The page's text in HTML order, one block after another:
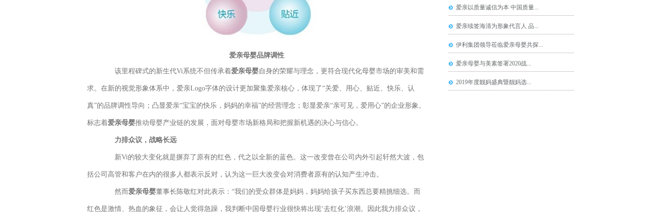
爱亲母婴品牌调性
该里程碑式的新生代Vi系统不但传承着爱亲母婴自身的荣耀与理念，更符合现代化母婴市场的审美和需
求。在新的视觉形象体系中，爱亲Logo字体的设计更加聚集爱亲核心，体现了“关爱、用心、贴近、快乐、认
真”的品牌调性导向；凸显爱亲“宝宝的快乐，妈妈的幸福”的经营理念；彰显爱亲“亲可见，爱用心”的企业形象。
标志着爱亲母婴推动母婴产业链的发展，面对母婴市场新格局和把握新机遇的决心与信心。
力排众议，战略长远
新Vi的较大变化就是摒弃了原有的红色，代之以全新的蓝色。这一改变曾在公司内外引起轩然大波，包
括公司高管和客户在内的很多人都表示反对，认为这一巨大改变会对消费者原有的认知产生冲击。
然而爱亲母婴董事长陈敬红对此表示：“我们的受众群体是妈妈，妈妈给孩子买东西总要精挑细选。而
红色是激情、热血的象征，会让人觉得急躁，我判断中国母婴行业很快将出现‘去红化’浪潮。因此我力排众议，
爱亲以质量诚信为本 中国质量...
爱亲续签海清为形象代言人 品...
伊利集团领导莅临爱亲母婴共探...
爱亲母婴与美素签署2020战...
2019年度靓妈盛典暨靓妈选...